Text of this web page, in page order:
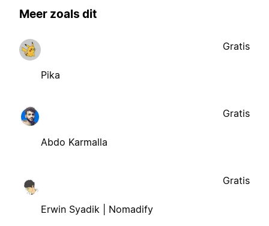
Meer zoals dit
Pika
Gratis
Abdo Karmalla
Gratis
Erwin Syadik | Nomadify
Gratis